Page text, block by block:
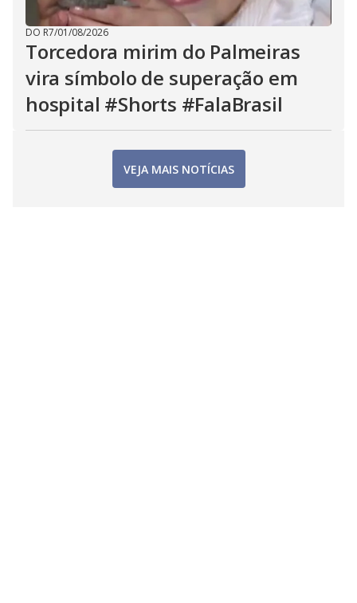
DO R7/01/08/2026
Torcedora mirim do Palmeiras
vira símbolo de superação em
hospital #Shorts #FalaBrasil
VEJA MAIS NOTÍCIAS